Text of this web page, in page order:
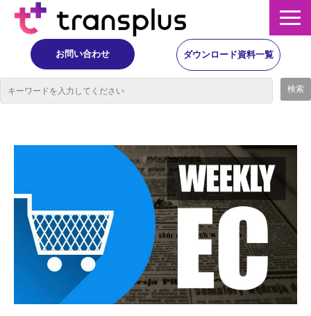
お問い合わせ ダウンロード資料一覧
イベント・レポート
ニュース
コラム
事例